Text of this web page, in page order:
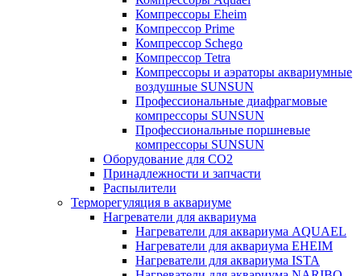
Компрессоры Eheim
Компрессор Prime
Компрессор Schego
Компрессор Tetra
Компрессоры и аэраторы аквариумные
воздушные SUNSUN
Профессиональные диафрагмовые
компрессоры SUNSUN
Профессиональные поршневые
компрессоры SUNSUN
Оборудование для CO2
Принадлежности и запчасти
Распылители
Терморегуляция в аквариуме
Нагреватели для аквариума
Нагреватели для аквариума AQUAEL
Нагреватели для аквариума EHEIM
Нагреватели для аквариума ISTA